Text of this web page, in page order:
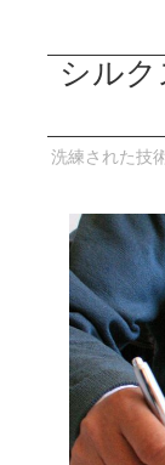
シル
洗練された技